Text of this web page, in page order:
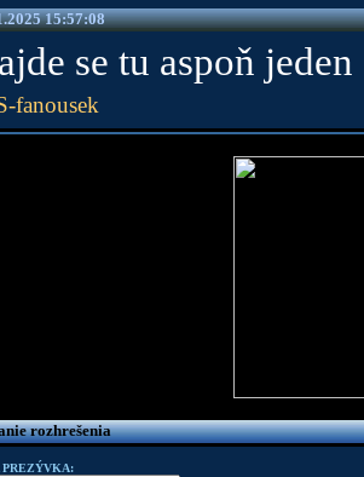
15:57:08
se tu aspoň
fanousek
rozhrešenia
PREZÝVKA: